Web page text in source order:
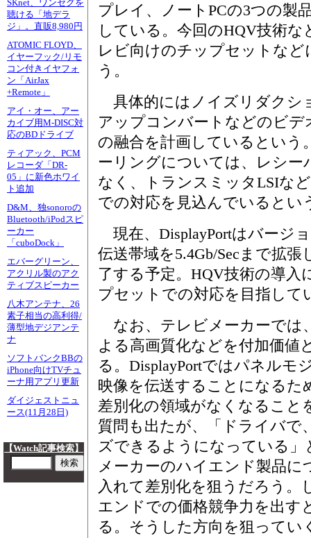
SKnet、ワンセグを
聴ける「地デラ
ジ」。直販8,980円
ATOMIC FLOYD、
イヤーフック/リモ
コン付きイヤフォ
ン「AirJax
+Remote」
アイ・オー、アー
カイブ用M-DISC対
応のBDドライブ
ティアック、PCM
レコーダ「DR-
05」に新色ホワイ
ト追加
D&M、独sonoroの
Bluetooth/iPodスピ
ーカー
「cuboDock」
エバーグリーン、
アクリル製のアク
ティブスピーカー
八木アンテナ、26
素子相当の高利得/
薄型地デジアンテ
ナ
ソフトバンクBBの
iPhone向けTVチュ
ーナ用アプリ更新
ダイジェストニュ
ース(11月28日)
【Watch記事検索】
プレイ、ノートPCの3つの製
している。今回のHQV技術
レビ向けのチップセットな
う。
具体的にはノイズリダクシ
アップコンバートなどのビデ
の融合を計画しているという
ーリングについては、レシー
なく、トランスミッタLSIな
での対応を見込んでいるとい
現在、DisplayPortはバージ
伝送帯域を5.4Gb/Secまで拡
了する予定。HQV技術の導入
プセットでの対応を目指して
なお、テレビメーカーでは
よる高画質化などを付加価値
る。DisplayPortではパネルモ
映像を伝送することになるた
差別化の領域がなくなること
質問も出たが、「ドライバで
ズできるようになっている
メーカーのハイエンド製品に
入れて差別化を狙うだろう。
エンドでの価格競争力を出す
る。そうした方向を狙ってい